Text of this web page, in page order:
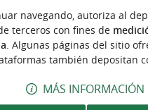
navegando, autoriza al
terceros con fines de
. Algunas páginas del sitio
también depositan
MÁS INFORMACIÓN